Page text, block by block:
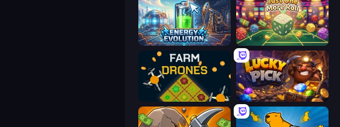
Energy Evolution Just One More Roll
Farm Drones Lucky Pick